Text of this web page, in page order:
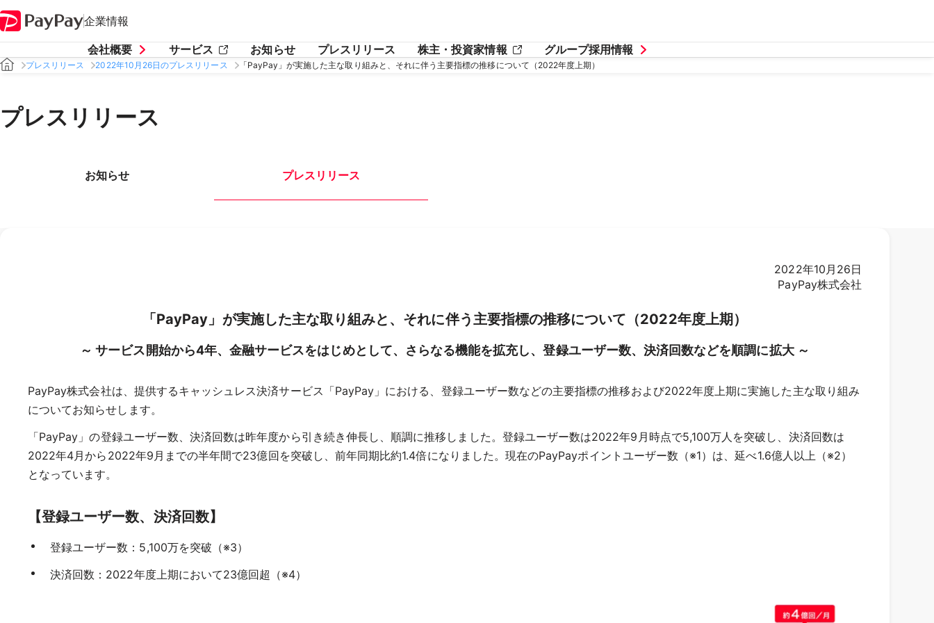
企業情報
会社概要 サービス お知らせ プレスリリース 株主・投資家情報 グループ採用情報
プレスリリース 2022年10月26日のプレスリリース 「PayPay」が実施した主な取り組みと、それに伴う主要指標の推移について（2022年度上期）
プレスリリース
お知らせ プレスリリース
2022年10月26日
PayPay株式会社
「PayPay」が実施した主な取り組みと、それに伴う主要指標の推移について（2022年度上期）
～ サービス開始から4年、金融サービスをはじめとして、さらなる機能を拡充し、登録ユーザー数、決済回数などを順調に拡大 ～
PayPay株式会社は、提供するキャッシュレス決済サービス「PayPay」における、登録ユーザー数などの主要指標の推移および2022年度上期に実施した主な取り組み
についてお知らせします。
「PayPay」の登録ユーザー数、決済回数は昨年度から引き続き伸長し、順調に推移しました。登録ユーザー数は2022年9月時点で5,100万人を突破し、決済回数は
2022年4月から2022年9月までの半年間で23億回を突破し、前年同期比約1.4倍になりました。現在のPayPayポイントユーザー数（※1）は、延べ1.6億人以上（※2）
となっています。
【登録ユーザー数、決済回数】
登録ユーザー数：5,100万を突破（※3）
決済回数：2022年度上期において23億回超（※4）